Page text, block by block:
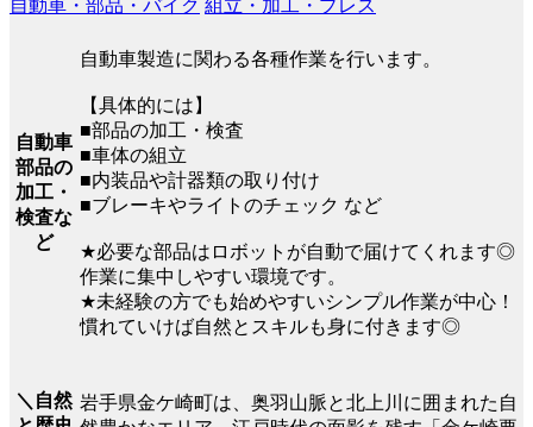
自動車・部品・バイク 組立・加工・プレス
自動車
部品の
加工・
検査な
ど
自動車製造に関わる各種作業を行います。
【具体的には】
■部品の加工・検査
■車体の組立
■内装品や計器類の取り付け
■ブレーキやライトのチェック など
★必要な部品はロボットが自動で届けてくれます◎
作業に集中しやすい環境です。
★未経験の方でも始めやすいシンプル作業が中心！
慣れていけば自然とスキルも身に付きます◎
＼自然 岩手県金ケ崎町は、奥羽山脈と北上川に囲まれた自